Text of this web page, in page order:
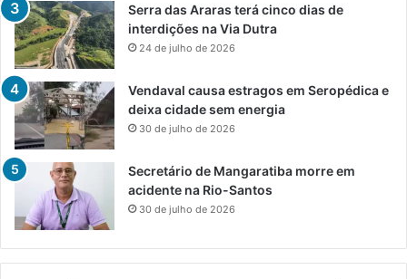
Serra das Araras terá cinco dias de
interdições na Via Dutra
24 de julho de 2026
Vendaval causa estragos em Seropédica e
deixa cidade sem energia
30 de julho de 2026
Secretário de Mangaratiba morre em
acidente na Rio-Santos
30 de julho de 2026